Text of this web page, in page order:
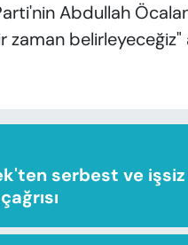
Abdullah
belirleyeceğiz"
serbest ve